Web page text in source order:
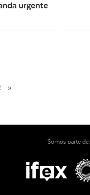
urgente
»
Somos parte de: